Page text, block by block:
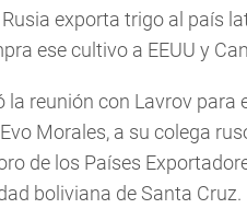
exporta trigo al país
ese cultivo a EEUU y
reunión con Lavrov para
Morales, a su colega
de los Países
boliviana de Santa Cruz.